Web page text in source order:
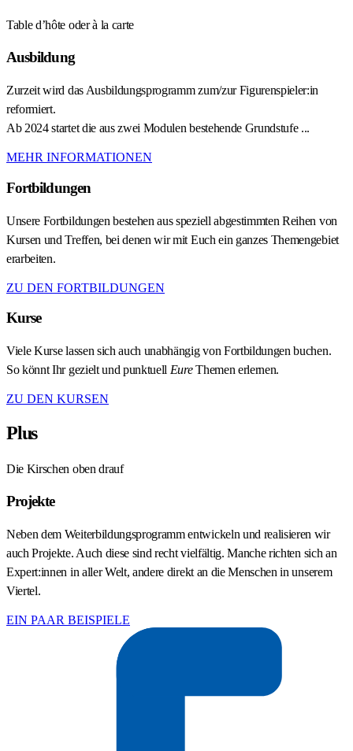
Table d’hôte oder à la carte
Ausbildung
Zurzeit wird das Ausbildungsprogramm zum/zur Figurenspieler:in
reformiert.
Ab 2024 startet die aus zwei Modulen bestehende Grundstufe ...
MEHR INFORMATIONEN
Fortbildungen
Unsere Fortbildungen bestehen aus speziell abgestimmten Reihen von
Kursen und Treffen, bei denen wir mit Euch ein ganzes Themengebiet
erarbeiten.
ZU DEN FORTBILDUNGEN
Kurse
Viele Kurse lassen sich auch unabhängig von Fortbildungen buchen.
So könnt Ihr gezielt und punktuell EureThemen erlernen.
ZU DEN KURSEN
Plus
Die Kirschen oben drauf
Projekte
Neben dem Weiterbildungsprogramm entwickeln und realisieren wir
auch Projekte. Auch diese sind recht vielfältig. Manche richten sich an
Expert:innen in aller Welt, andere direkt an die Menschen in unserem
Viertel.
EIN PAAR BEISPIELE